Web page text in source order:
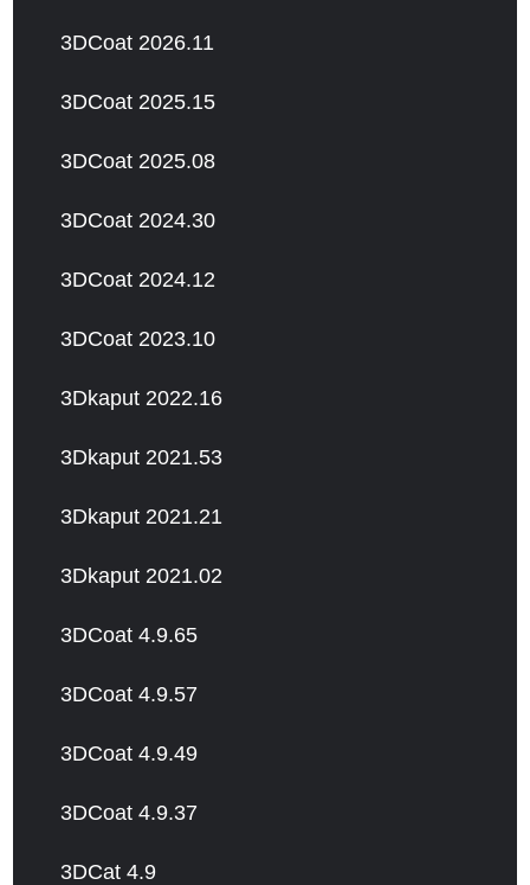
3DCoat 2026.11
3DCoat 2025.15
3DCoat 2025.08
3DCoat 2024.30
3DCoat 2024.12
3DCoat 2023.10
3Dkaput 2022.16
3Dkaput 2021.53
3Dkaput 2021.21
3Dkaput 2021.02
3DCoat 4.9.65
3DCoat 4.9.57
3DCoat 4.9.49
3DCoat 4.9.37
3DCat 4.9